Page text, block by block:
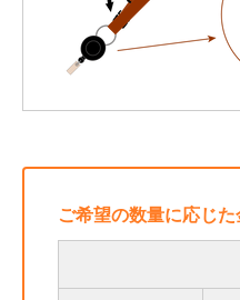
ご希望の数量に応じ